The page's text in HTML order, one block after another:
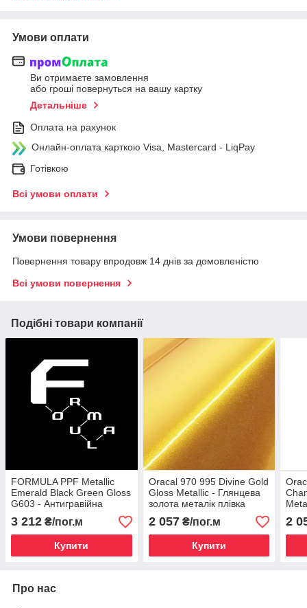
Умови оплати
Ви отримаєте замовлення
або гроші повернуться на вашу картку
Детальніше
Оплата на рахунок
Онлайн-оплата карткою Visa, Mastercard - LiqPay
Готівкою
Всі умови оплати
Умови повернення
Повернення товару впродовж 14 днів за домовленістю
Всі умови повернення
Подібні товари компанії
FORMULA PPF Metallic
Emerald Black Green Gloss
G603 - Антигравійна
захисна чорна хамелеон
плівка (глянцева) 1.52 m
3 212 ₴/пог.м
Купити
Oracal 970 995 Divine Gold
Gloss Metallic - Глянцева
золота металік плівка
2 057₴/пог.м
Купити
2
Про нас